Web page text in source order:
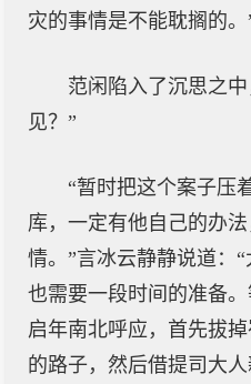
灾的事情是不能耽搁的。
范闲陷入了沉思之
见？”
“暂时把这个案子
库，一定有他自己的办
情。”言冰云静静说道：“
也需要一段时间的准备
启年南北呼应，首先拔
的路子，然后借提司大